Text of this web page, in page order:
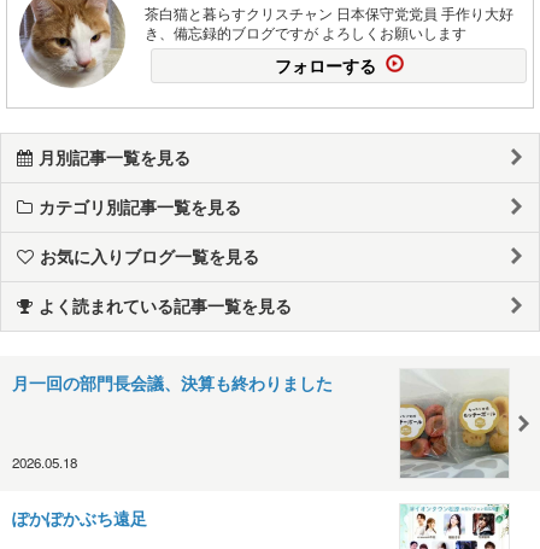
茶白猫と暮らすクリスチャン 日本保守党党員 手作り大好
き、備忘録的ブログですが よろしくお願いします
フォローする
月別記事一覧を見る
カテゴリ別記事一覧を見る
お気に入りブログ一覧を見る
よく読まれている記事一覧を見る
月一回の部門長会議、決算も終わりました
2026.05.18
ぽかぽかぶち遠足